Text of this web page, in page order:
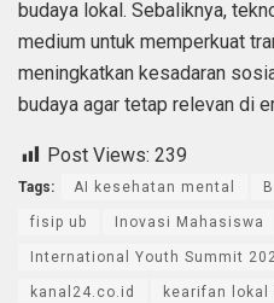
budaya lokal. Sebaliknya,
medium untuk memperkuat
meningkatkan kesadaran
budaya agar tetap relevan di
Post Views: 239
Tags: AI kesehatan mental
fisip ub Inovasi Mahasiswa
International Youth Summit
kanal24.co.id kearifan lokal